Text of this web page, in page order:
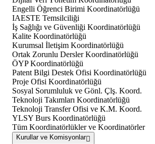
Engelli Öğrenci Birimi Koordinatörlüğü
IAESTE Temsilciliği
İş Sağlığı ve Güvenliği Koordinatörlüğü
Kalite Koordinatörlüğü
Kurumsal İletişim Koordinatörlüğü
Ortak Zorunlu Dersler Koordinatörlüğü
ÖYP Koordinatörlüğü
Patent Bilgi Destek Ofisi Koordinatörlüğü
Proje Ofisi Koordinatörlüğü
Sosyal Sorumluluk ve Gönl. Çlş. Koord.
Teknoloji Takımları Koordinatörlüğü
Teknoloji Transfer Ofisi ve K.M. Koord.
YLSY Burs Koordinatörlüğü
Tüm Koordinatörlükler ve Koordinatörler
Kurullar ve Komisyonlar